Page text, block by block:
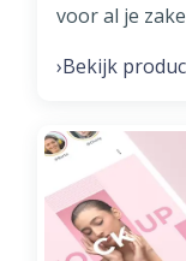
voor al je
›Bekijk